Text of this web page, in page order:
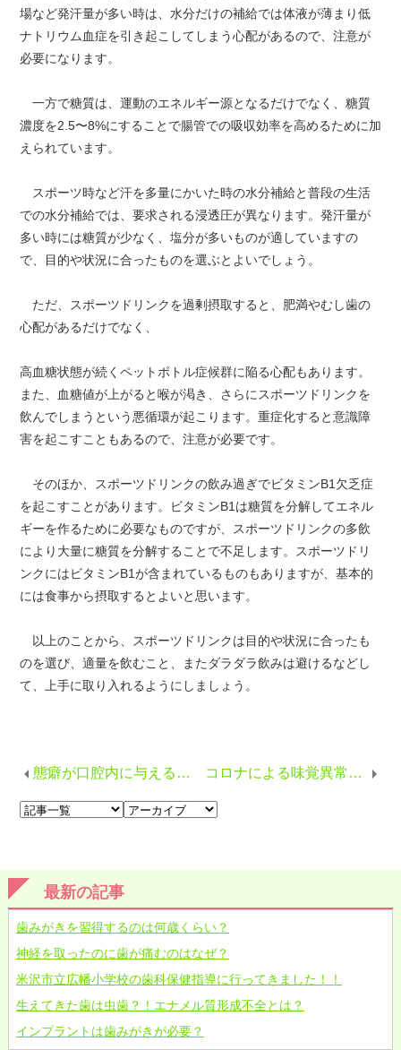
場など発汗量が多い時は、水分だけの補給では体液が薄まり低
ナトリウム血症を引き起こしてしまう心配があるので、注意が
必要になります。
一方で糖質は、運動のエネルギー源となるだけでなく、糖質
濃度を2.5〜8%にすることで腸管での吸収効率を高めるために加
えられています。
スポーツ時など汗を多量にかいた時の水分補給と普段の生活
での水分補給では、要求される浸透圧が異なります。発汗量が
多い時には糖質が少なく、塩分が多いものが適していますの
で、目的や状況に合ったものを選ぶとよいでしょう。
ただ、スポーツドリンクを過剰摂取すると、肥満やむし歯の
心配があるだけでなく、
高血糖状態が続くペットボトル症候群に陥る心配もあります。
また、血糖値が上がると喉が渇き、さらにスポーツドリンクを
飲んでしまうという悪循環が起こります。重症化すると意識障
害を起こすこともあるので、注意が必要です。
そのほか、スポーツドリンクの飲み過ぎでビタミンB1欠乏症
を起こすことがあります。ビタミンB1は糖質を分解してエネル
ギーを作るために必要なものですが、スポーツドリンクの多飲
により大量に糖質を分解することで不足します。スポーツドリ
ンクにはビタミンB1が含まれているものもありますが、基本的
には食事から摂取するとよいと思います。
以上のことから、スポーツドリンクは目的や状況に合ったも
のを選び、適量を飲むこと、またダラダラ飲みは避けるなどし
て、上手に取り入れるようにしましょう。
態癖が口腔内に与える影響 コロナによる味覚異常や舌の異常について
最新の記事
歯みがきを習得するのは何歳くらい？
神経を取ったのに歯が痛むのはなぜ？
米沢市立広幡小学校の歯科保健指導に行ってきました！！
生えてきた歯は虫歯？！エナメル質形成不全とは？
インプラントは歯みがきが必要？